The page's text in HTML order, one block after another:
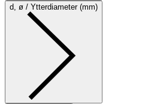
d, ø / Ytterdiameter (mm)